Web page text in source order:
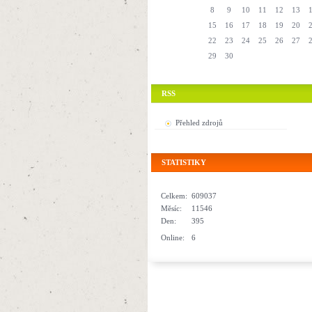
8
9 10 11 12 13
15
16 17 18 19 20
22
23 24 25 26 27
29
30
RSS
Přehled zdrojů
STATISTIKY
Online: 6
Celkem: 609037
Měsíc:
11546
Den:
395